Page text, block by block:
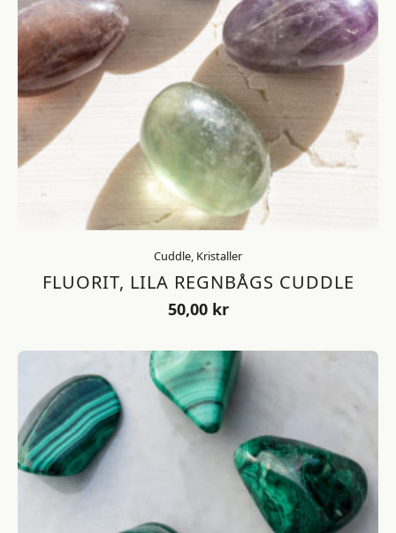
Cuddle, Kristaller
FLUORIT, LILA REGNBÅGS CUDDLE
50,00 kr